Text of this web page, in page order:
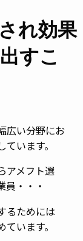
れ効果
すこ
広い分野にお
います。
アメフト選
員・・・
るためには
います。